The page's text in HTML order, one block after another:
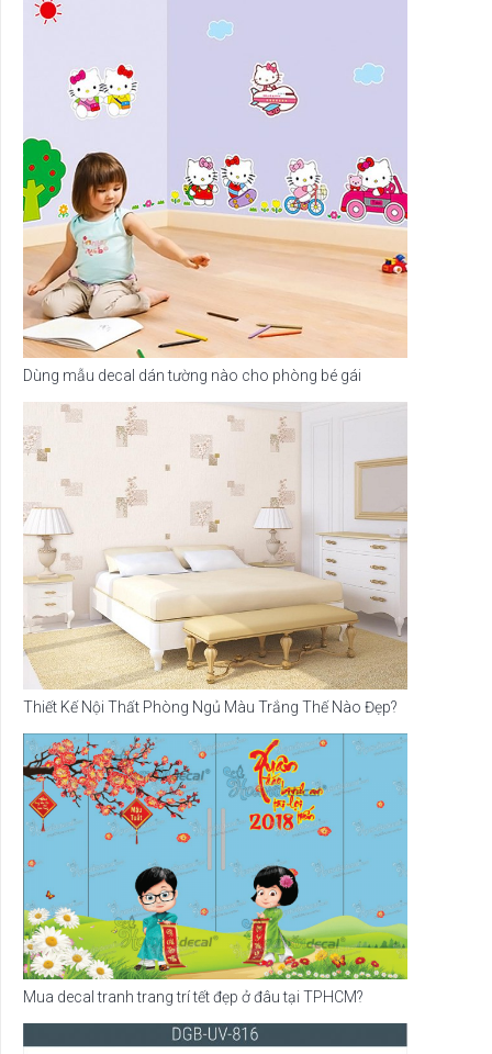
Dùng mẫu decal dán tường nào cho phòng bé gái
Thiết Kế Nội Thất Phòng Ngủ Màu Trắng Thế Nào Đẹp?
Mua decal tranh trang trí tết đẹp ở đâu tại TPHCM?